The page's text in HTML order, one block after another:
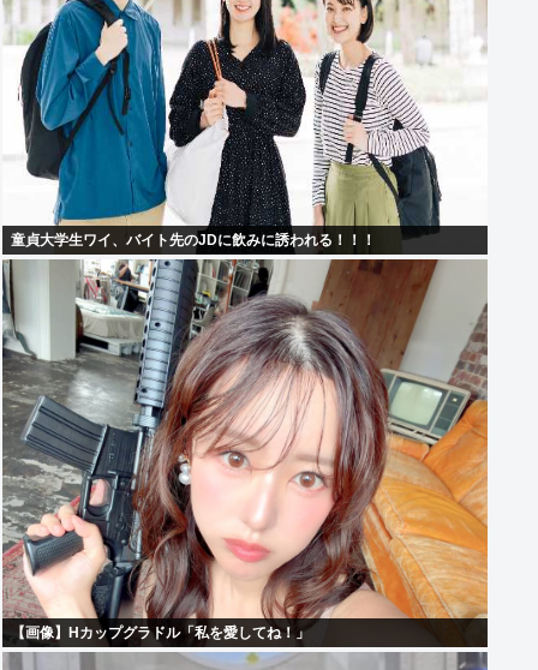
童貞大学生ワイ、バイト先のJDに飲みに誘われる！！！
【画像】Hカップグラドル「私を愛してね！」